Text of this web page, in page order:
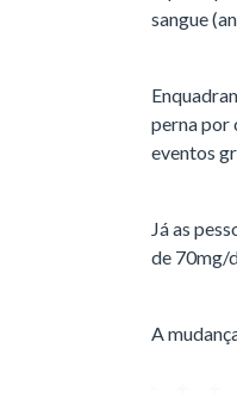
sangue
perna por
eventos
Já as
de 70mg/
A